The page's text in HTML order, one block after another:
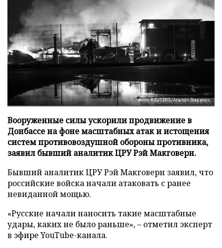
Фото: REUTERS/Anatolii Stepanov
Вооруженные силы ускорили продвижение в
Донбассе на фоне масштабных атак и истощения
систем противовоздушной обороны противника,
заявил бывший аналитик ЦРУ Рэй Макговерн.
Бывший аналитик ЦРУ Рэй Макговерн заявил, что
российские войска начали атаковать с ранее
невиданной мощью.
«Русские начали наносить такие масштабные
удары, каких не было раньше», – отметил эксперт
в эфире YouTube-канала.